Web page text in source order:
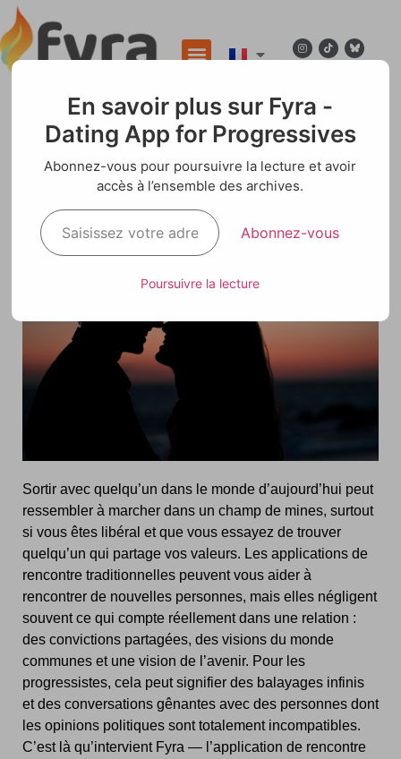
Blog
Sortir avec quelqu’un dans le monde d’aujourd’hui peut
ressembler à marcher dans un champ de mines, surtout
si vous êtes libéral et que vous essayez de trouver
quelqu’un qui partage vos valeurs. Les applications de
rencontre traditionnelles peuvent vous aider à
rencontrer de nouvelles personnes, mais elles négligent
souvent ce qui compte réellement dans une relation :
des convictions partagées, des visions du monde
communes et une vision de l’avenir. Pour les
progressistes, cela peut signifier des balayages infinis
et des conversations gênantes avec des personnes dont
les opinions politiques sont totalement incompatibles.
C’est là qu’intervient Fyra — l’application de rencontre
En savoir plus sur Fyra -
Dating App for Progressives
Abonnez-vous pour poursuivre la lecture et avoir
accès à l’ensemble des archives.
Abonnez-vous
Poursuivre la lecture